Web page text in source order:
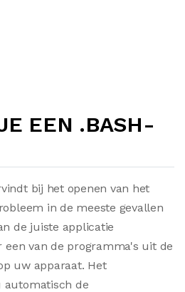
EEN .BASH-
bij het openen van het
in de meeste gevallen
de juiste applicatie
een van de programma's uit de
uw apparaat. Het
automatisch de